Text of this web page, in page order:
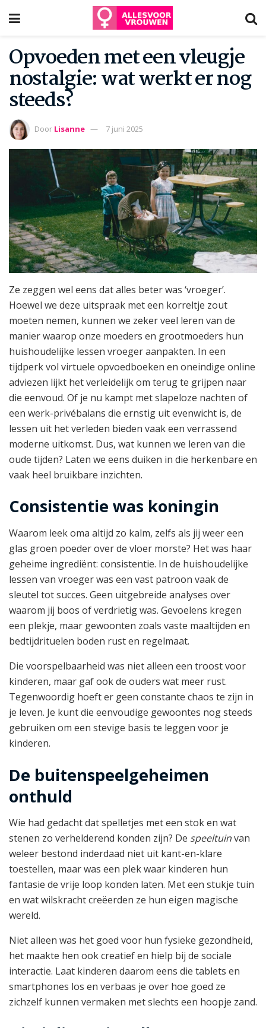
Opvoeden met een vleugje
nostalgie: wat werkt er nog
steeds?
Door Lisanne 7 juni 2025
Ze zeggen wel eens dat alles beter was ‘vroeger’.
Hoewel we deze uitspraak met een korreltje zout
moeten nemen, kunnen we zeker veel leren van de
manier waarop onze moeders en grootmoeders hun
huishoudelijke lessen vroeger aanpakten. In een
tijdperk vol virtuele opvoedboeken en oneindige online
adviezen lijkt het verleidelijk om terug te grijpen naar
die eenvoud. Of je nu kampt met slapeloze nachten of
een werk-privébalans die ernstig uit evenwicht is, de
lessen uit het verleden bieden vaak een verrassend
moderne uitkomst. Dus, wat kunnen we leren van die
oude tijden? Laten we eens duiken in die herkenbare en
vaak heel bruikbare inzichten.
Consistentie was koningin
Waarom leek oma altijd zo kalm, zelfs als jij weer een
glas groen poeder over de vloer morste? Het was haar
geheime ingrediënt: consistentie. In de huishoudelijke
lessen van vroeger was een vast patroon vaak de
sleutel tot succes. Geen uitgebreide analyses over
waarom jij boos of verdrietig was. Gevoelens kregen
een plekje, maar gewoonten zoals vaste maaltijden en
bedtijdrituelen boden rust en regelmaat.
Die voorspelbaarheid was niet alleen een troost voor
kinderen, maar gaf ook de ouders wat meer rust.
Tegenwoordig hoeft er geen constante chaos te zijn in
je leven. Je kunt die eenvoudige gewoontes nog steeds
gebruiken om een stevige basis te leggen voor je
kinderen.
De buitenspeelgeheimen
onthuld
Wie had gedacht dat spelletjes met een stok en wat
stenen zo verhelderend konden zijn? De speeltuinvan
weleer bestond inderdaad niet uit kant-en-klare
toestellen, maar was een plek waar kinderen hun
fantasie de vrije loop konden laten. Met een stukje tuin
en wat wilskracht creëerden ze hun eigen magische
wereld.
Niet alleen was het goed voor hun fysieke gezondheid,
het maakte hen ook creatief en hielp bij de sociale
interactie. Laat kinderen daarom eens die tablets en
smartphones los en verbaas je over hoe goed ze
zichzelf kunnen vermaken met slechts een hoopje zand.